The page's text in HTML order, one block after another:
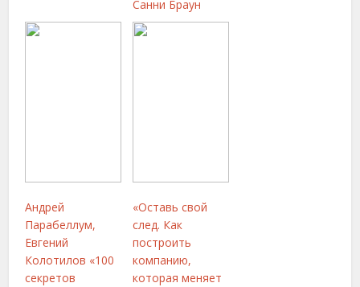
Санни Браун
Андрей
Парабеллум,
Евгений
Колотилов «100
секретов
«Оставь свой
след. Как
построить
компанию,
которая меняет